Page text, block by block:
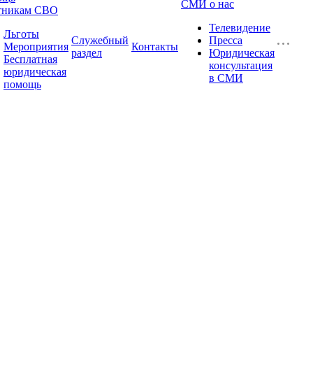
СВО
Льготы
Мероприятия
Бесплатная
юридическая
помощь
Служебный
раздел
Контакты
СМИ о нас
Телевидение
Пресса
Юридическая
консультация
в СМИ